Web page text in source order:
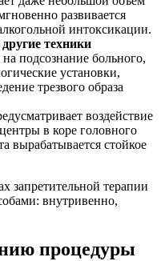
развивается
интоксикации.
техники
на подсознание больного,
установки,
трезвого образа
воздействие
в коре головного
вырабатывается стойкое
запретительной терапии
внутривенно,
процедуры